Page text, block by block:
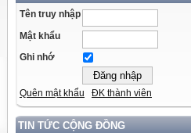
Tên truy nhập
Mật khẩu
Ghi nhớ
Quên mật khẩu ĐK thành viên
TIN TỨC CỘNG ĐỒNG